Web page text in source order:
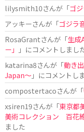
lilysmith10さんが「ゴ
アッキーさんが「ゴジラ
RosaGrantさんが「生成
ー」
」にコメントしまし
katarina8さんが「動き
Japan〜」にコメントし
compostertacoさんが「
xsiren19さんが「東京都
美術コレクション 百花
ました